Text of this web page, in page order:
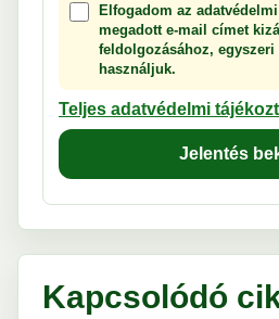
Elfogadom az
megadott e-mail címet
feldolgozásához, egyszeri
használjuk.
Teljes adatvédelmi
Jelentés
Kapcsolódó